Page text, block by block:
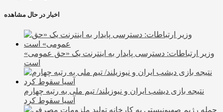
اخبار در حال مشاهده
وزیر ارتباطات: دسترسی پایدار به اینترنت یک «حق عمومی»
است
نتیجه بازی دیشب ایران و نیوزیلند/ تیم ملی به رتبه چهارم
آسیا سقوط کرد